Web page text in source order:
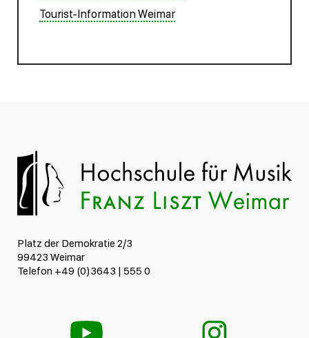
Tourist-Information Weimar
Platz der Demokratie 2/3
99423 Weimar
Telefon +49 (0)3643 | 555 0